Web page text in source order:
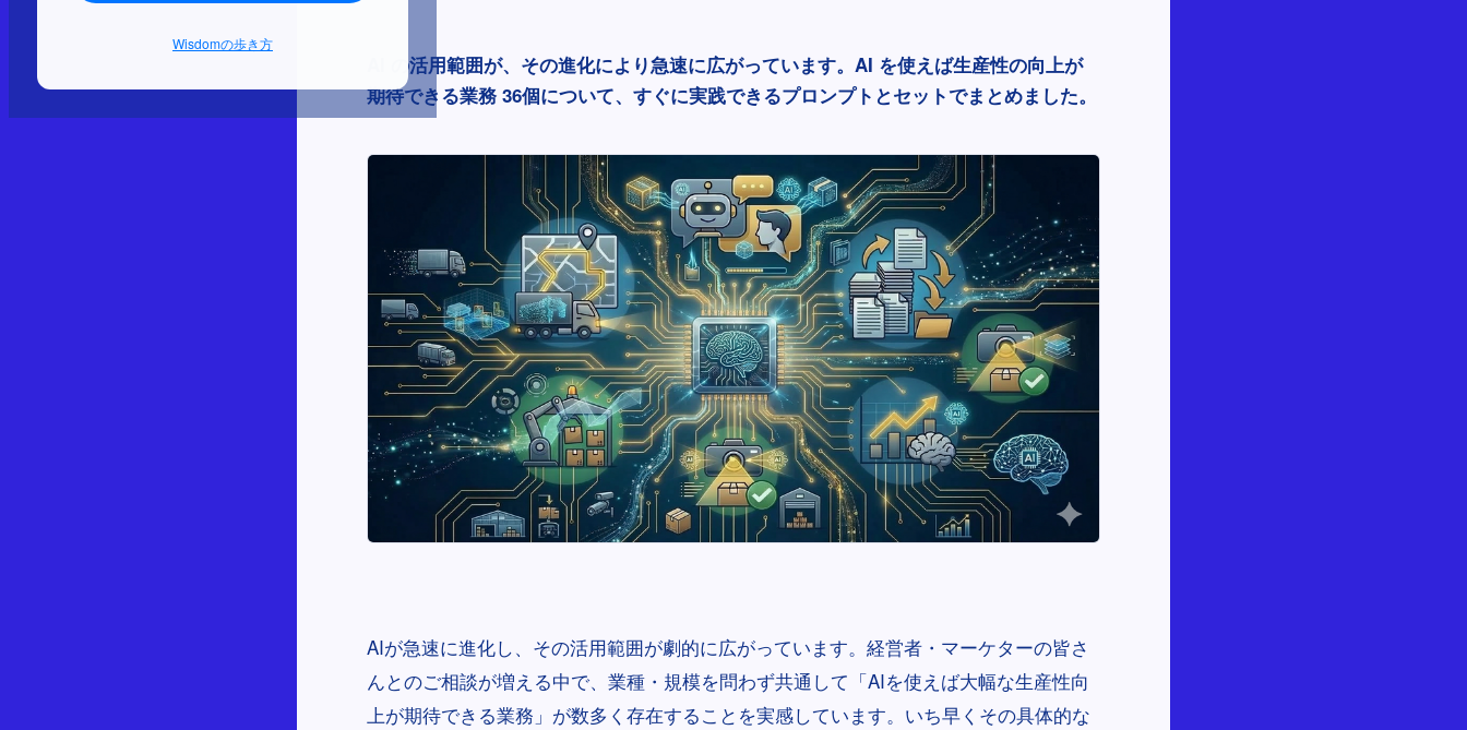
Wisdomの歩き方
AI の活用範囲が、その進化により急速に広がっています。AI を使えば生産性の向上が
期待できる業務 36個について、すぐに実践できるプロンプトとセットでまとめました。
AIが急速に進化し、その活用範囲が劇的に広がっています。経営者・マーケターの皆さ
んとのご相談が増える中で、業種・規模を問わず共通して「AIを使えば大幅な生産性向
上が期待できる業務」が数多く存在することを実感しています。いち早くその具体的な